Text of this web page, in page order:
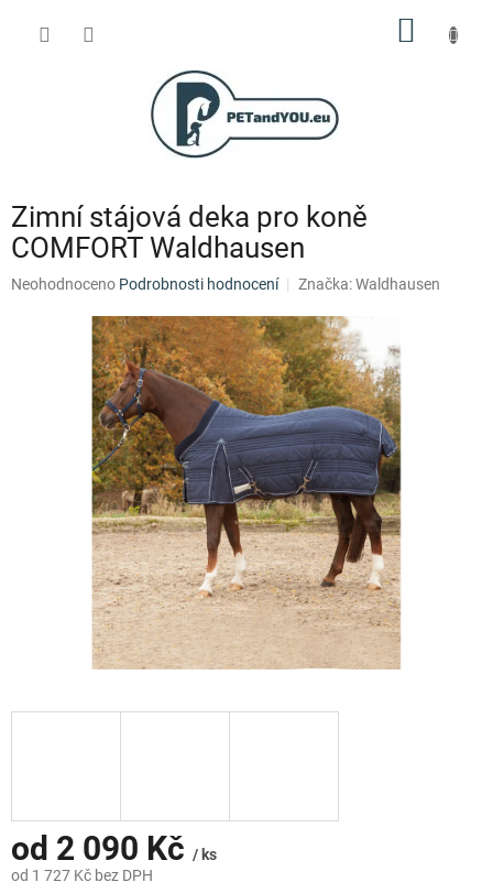
Zimní stájová deka pro koně
COMFORT Waldhausen
Průměrné
Neohodnoceno Podrobnosti hodnocení Značka:Waldhausen
od 2 090 Kč / ks
od 1 727 Kč bez DPH